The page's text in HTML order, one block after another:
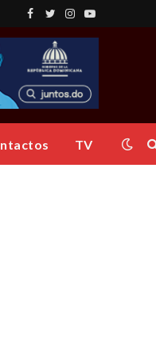
Facebook
TwitterInstagram
YouTube
TV